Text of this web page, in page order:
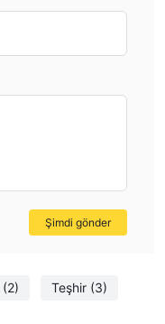
(2) Teşhir (3)
Şimdi gönder